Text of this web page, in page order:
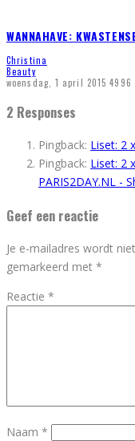
WANNAHAVE:
Christina
Beauty
woensdag, 1 april 2015 4996
2 Responses
Pingback: Liset: 2
Pingback: Liset: 2
PARIS2DAY.NL -
Geef een reactie
Je e-mailadres wordt
gemarkeerd met *
Reactie *
Naam *